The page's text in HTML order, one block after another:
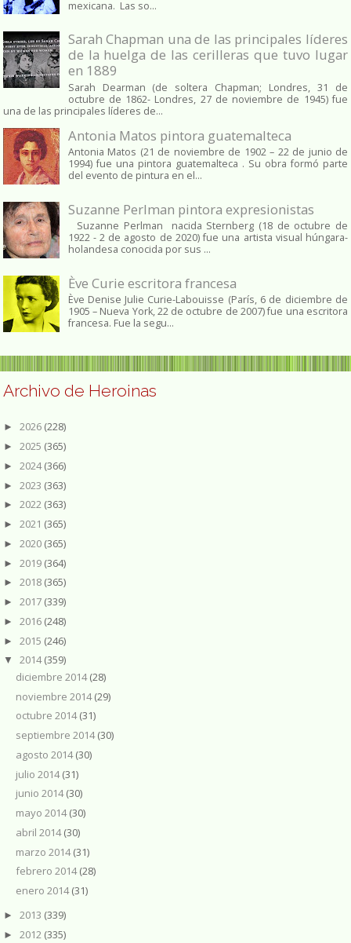
mexicana. Las so...
Sarah Chapman una de las principales líderes
de la huelga de las cerilleras que tuvo lugar
en 1889
Sarah Dearman (de soltera Chapman; Londres, 31 de
octubre de 1862​- Londres, 27 de noviembre de 1945)​ fue
una de las principales líderes de...
Antonia Matos pintora guatemalteca
Antonia Matos (21 de noviembre de 1902 – 22 de junio de
1994) fue una pintora guatemalteca . Su obra formó parte
del evento de pintura en el...
Suzanne Perlman pintora expresionistas
Suzanne Perlman nacida Sternberg (18 de octubre de
1922 - 2 de agosto de 2020) fue una artista visual húngara-
holandesa conocida por sus ...
Ève Curie escritora francesa
Ève Denise Julie Curie-Labouisse (París, 6 de diciembre de
1905 – Nueva York, 22 de octubre de 2007) fue una escritora
francesa. Fue la segu...
Archivo de Heroinas
► 2026 (228)
► 2025 (365)
► 2024(366)
► 2023 (363)
► 2022 (363)
► 2021 (365)
► 2020 (365)
► 2019 (364)
► 2018 (365)
► 2017 (339)
► 2016 (248)
► 2015 (246)
▼ 2014(359)
diciembre 2014(28)
noviembre 2014(29)
octubre 2014(31)
septiembre 2014(30)
agosto 2014(30)
julio 2014(31)
junio 2014(30)
mayo 2014(30)
abril 2014(30)
marzo 2014(31)
febrero 2014(28)
enero 2014(31)
► 2013 (339)
► 2012 (335)